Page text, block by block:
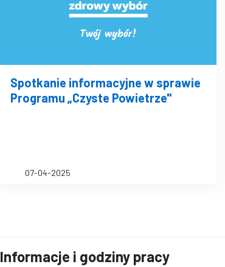
Spotkanie informacyjne w sprawie
Programu „Czyste Powietrze"
07-04-2025
Informacje i godziny pracy